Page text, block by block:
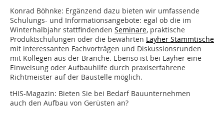
Konrad Böhnke: Ergänzend dazu bieten wir umfassende
Schulungs- und Informationsangebote: egal ob die im
Winterhalbjahr stattfindenden Seminare, praktische
Produktschulungen oder die bewährten Layher Stammtische
mit interessanten Fachvorträgen und Diskussionsrunden
mit Kollegen aus der Branche. Ebenso ist bei Layher eine
Einweisung oder Aufbauhilfe durch praxiserfahrene
Richtmeister auf der Baustelle möglich.
tHIS-Magazin: Bieten Sie bei Bedarf Bauunternehmen
auch den Aufbau von Gerüsten an?